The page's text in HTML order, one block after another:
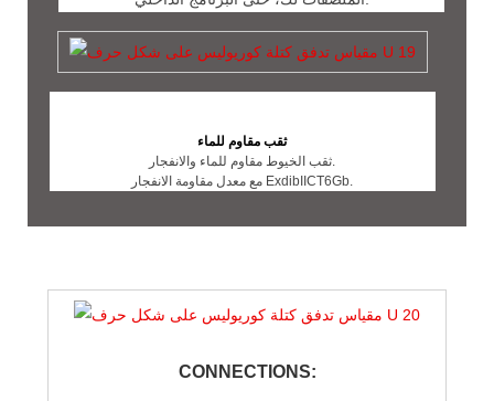
ثقب مقاوم للماء
مع معدل مقاومة الانفجار ExdibIICT6Gb.
CONNECTIONS: